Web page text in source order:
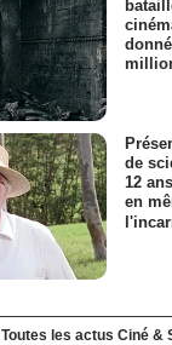
de
12
en
Toutes les actus Ciné &